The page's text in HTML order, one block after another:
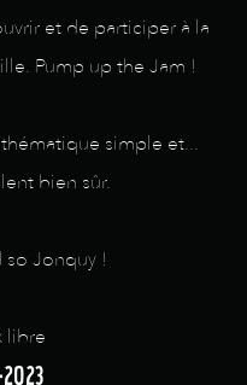
et de participer à la
Pump up the Jam !
simple et...
bien sûr.
so Jonquy !
libre